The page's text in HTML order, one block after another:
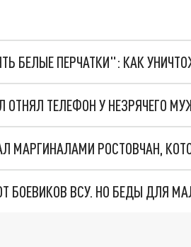
БЕЛЫЕ ПЕРЧАТКИ": КАК
ОТНЯЛ ТЕЛЕФОН У НЕЗРЯЧЕГО
БОЕВИКОВ ВСУ. НО БЕДЫ ДЛЯ